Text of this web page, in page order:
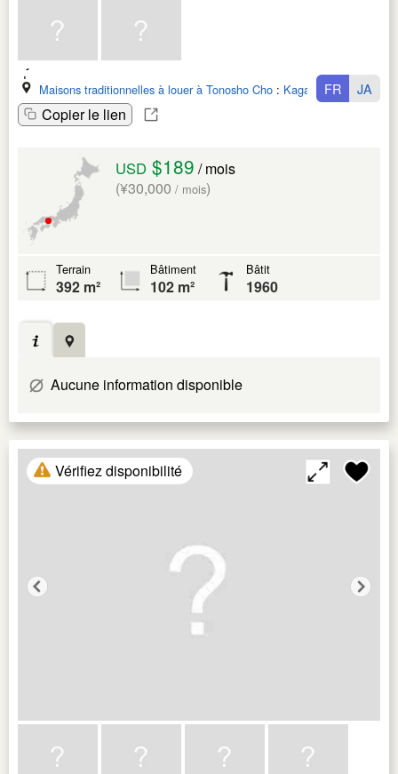
Maisons traditionnelles à louer à Tonosho Cho : Kagawa Ken
Copier le lien
FR JA
USD $189 / mois
(¥30,000 / mois)
Terrain
392 m²
Bâtiment
102 m²
Bâtit
1960
Aucune information disponible
Vérifiez disponibilité